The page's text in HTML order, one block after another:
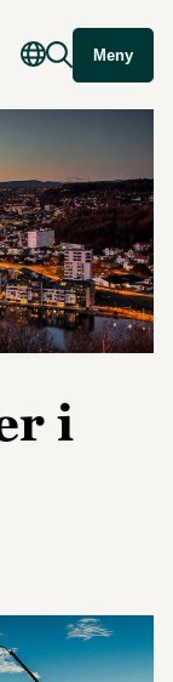
Meny
i